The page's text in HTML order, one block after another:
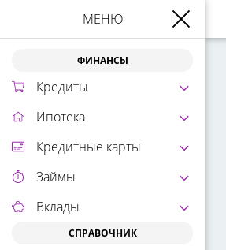
МЕНЮ
ФИНАНСЫ
Кредиты
Ипотека
Кредитные карты
Займы
Вклады
СПРАВОЧНИК